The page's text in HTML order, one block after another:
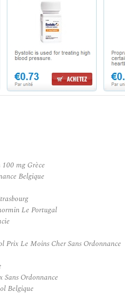
mg Grèce
Belgique
Le Portugal
Prix Le Moins Cher Sans Ordonnance
Sans Ordonnance
Belgique